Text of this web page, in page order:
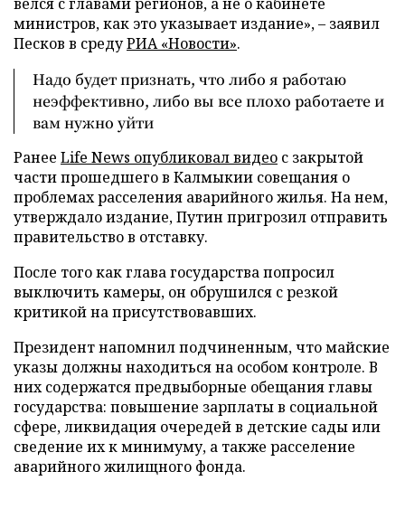
министров, как это указывает издание»,– заявил
Песков в средуРИА «Новости».
Надо будет признать, что либо я работаю
неэффективно, либо вы все плохо работаете и
вам нужно уйти
Ранее Life News опубликовал видео с закрытой
части прошедшего в Калмыкии совещания о
проблемах расселения аварийного жилья. На нем,
утверждало издание, Путин пригрозил отправить
правительство в отставку.
После того как глава государства попросил
выключить камеры, он обрушился с резкой
критикой на присутствовавших.
Президент напомнил подчиненным, что майские
указы должны находиться на особом контроле. В
них содержатся предвыборные обещания главы
государства: повышение зарплаты в социальной
сфере, ликвидация очередей в детские сады или
сведение их к минимуму, а также расселение
аварийного жилищного фонда.